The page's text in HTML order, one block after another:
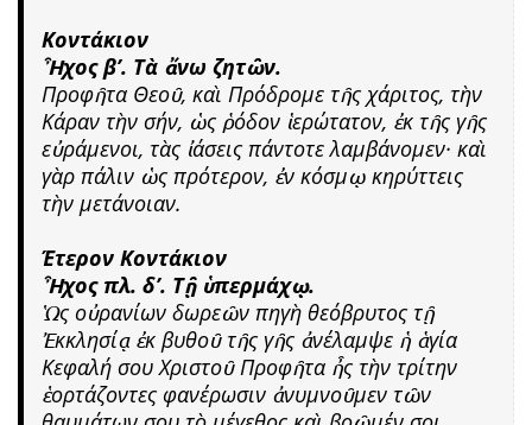
Κοντάκιον
Ἦχος β’. Τὰ ἄνω ζητῶν.
Προφῆτα Θεοῦ, καὶ Πρόδρομε τῆς χάριτος, τὴν
Κάραν τὴν σήν, ὡς ῥόδον ἱερώτατον, ἐκ τῆς γῆς
εὐράμενοι, τὰς ἰάσεις πάντοτε λαμβάνομεν· καὶ
γὰρ πάλιν ὡς πρότερον, ἐν κόσμῳ κηρύττεις
τὴν μετάνοιαν.
Έτερον Κοντάκιον
Ἦχος πλ. δ’. Τῇ ὑπερμάχῳ.
Ὡς οὐρανίων δωρεῶν πηγὴ θεόβρυτος τῇ
Ἐκκλησίᾳ ἐκ βυθοῦ τῆς γῆς ἀνέλαμψε ἡ ἁγία
Κεφαλή σου Χριστοῦ Προφῆτα ἦς τὴν τρίτην
ἑορτάζοντες φανέρωσιν ἀνυμνοῦμεν τῶν